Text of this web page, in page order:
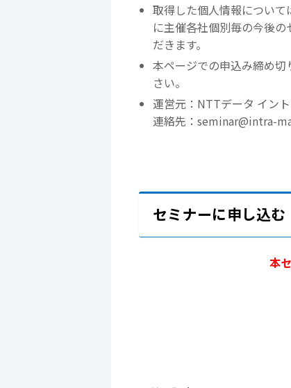
取得した個人情報につい
に主催各社個別毎の今後
だきます。
本ページでの申込み締め
さい。
運営元：NTTデータ イン
連絡先：seminar@intra-
セミナーに申し込む
本